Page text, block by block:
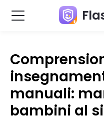
manuali:
bambini al